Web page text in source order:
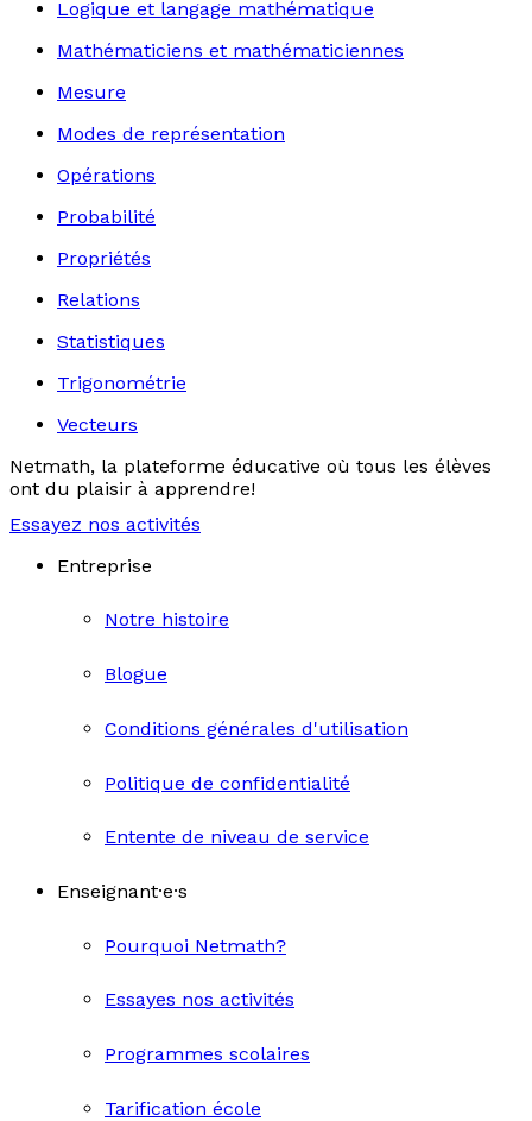
Logique et langage mathématique
Mathématiciens et mathématiciennes
Mesure
Modes de représentation
Opérations
Probabilité
Propriétés
Relations
Statistiques
Trigonométrie
Vecteurs
Netmath, la plateforme éducative où tous les élèves
ont du plaisir à apprendre!
Essayez nos activités
Entreprise
Notre histoire
Blogue
Conditions générales d'utilisation
Politique de confidentialité
Entente de niveau de service
Enseignant·e·s
Pourquoi Netmath?
Essayes nos activités
Programmes scolaires
Tarification école